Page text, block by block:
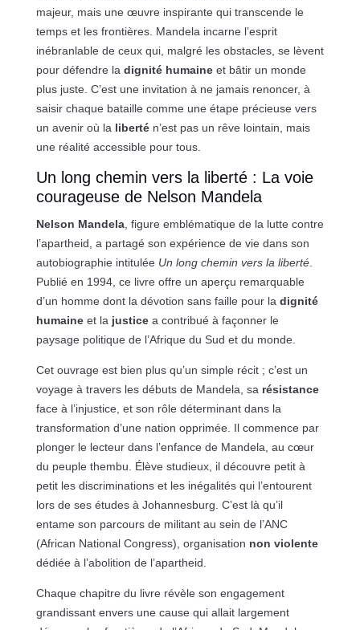
majeur, mais une œuvre inspirante qui transcende le
temps et les frontières. Mandela incarne l’esprit
inébranlable de ceux qui, malgré les obstacles, se lèvent
pour défendre la dignité humaineet bâtir un monde
plus juste. C’est une invitation à ne jamais renoncer, à
saisir chaque bataille comme une étape précieuse vers
un avenir où la libertén’est pas un rêve lointain, mais
une réalité accessible pour tous.
Un long chemin vers la liberté : La voie
courageuse de Nelson Mandela
Nelson Mandela, figure emblématique de la lutte contre
l’apartheid, a partagé son expérience de vie dans son
autobiographie intitulée Un long chemin vers la liberté.
Publié en 1994, ce livre offre un aperçu remarquable
d’un homme dont la dévotion sans faille pour la dignité
humaineet la justicea contribué à façonner le
paysage politique de l’Afrique du Sud et du monde.
Cet ouvrage est bien plus qu’un simple récit ; c’est un
voyage à travers les débuts de Mandela, sa résistance
face à l’injustice, et son rôle déterminant dans la
transformation d’une nation opprimée. Il commence par
plonger le lecteur dans l’enfance de Mandela, au cœur
du peuple thembu. Élève studieux, il découvre petit à
petit les discriminations et les inégalités qui l’entourent
lors de ses études à Johannesburg. C’est là qu’il
entame son parcours de militant au sein de l’ANC
(African National Congress), organisation non violente
dédiée à l’abolition de l’apartheid.
Chaque chapitre du livre révèle son engagement
grandissant envers une cause qui allait largement